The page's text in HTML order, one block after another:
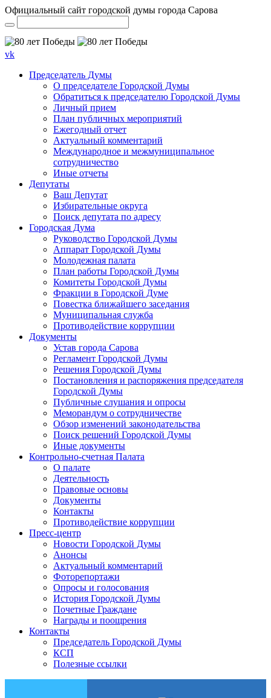
Официальный сайт городской думы города Сарова
vk
Председатель Думы
О председателе Городской Думы
Обратиться к председателю Городской Думы
Личный прием
План публичных мероприятий
Ежегодный отчет
Актуальный комментарий
Международное и межмуниципальное
сотрудничество
Иные отчеты
Депутаты
Ваш Депутат
Избирательные округа
Поиск депутата по адресу
Городская Дума
Руководство Городской Думы
Аппарат Городской Думы
Молодежная палата
План работы Городской Думы
Комитеты Городской Думы
Фракции в Городской Думе
Повестка ближайшего заседания
Муниципальная служба
Противодействие коррупции
Документы
Устав города Сарова
Регламент Городской Думы
Решения Городской Думы
Постановления и распоряжения председателя
Городской Думы
Публичные слушания и опросы
Меморандум о сотрудничестве
Обзор изменений законодательства
Поиск решений Городской Думы
Иные документы
Контрольно-счетная Палата
О палате
Деятельность
Правовые основы
Документы
Контакты
Противодействие коррупции
Пресс-центр
Новости Городской Думы
Анонсы
Актуальный комментарий
Фоторепортажи
Опросы и голосования
История Городской Думы
Почетные Граждане
Награды и поощрения
Контакты
Председатель Городской Думы
КСП
Полезные ссылки